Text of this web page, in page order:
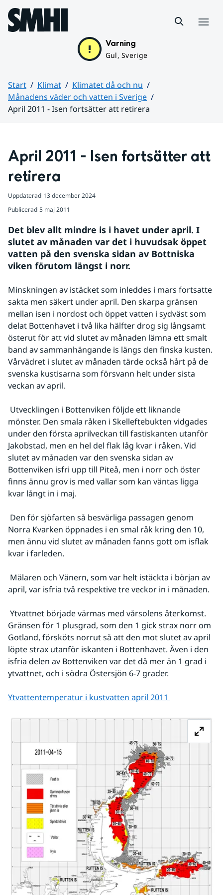
Hoppa till sidans innehåll
Varning
Gul, Sverige
Start Klimat
Klimatet då och nu
Månadens väder och vatten i Sverige
April 2011 - Isen fortsätter att retirera
April 2011 - Isen fortsätter att
retirera
Uppdaterad 13 december 2024
Publicerad 5 maj 2011
Det blev allt mindre is i havet under april. I
slutet av månaden var det i huvudsak öppet
vatten på den svenska sidan av Bottniska
viken förutom längst i norr.
Minskningen av istäcket som inleddes i mars fortsatte
sakta men säkert under april. Den skarpa gränsen
mellan isen i nordost och öppet vatten i sydväst som
delat Bottenhavet i två lika hälfter drog sig långsamt
österut för att vid slutet av månaden lämna ett smalt
band av sammanhängande is längs den finska kusten.
Vårvädret i slutet av månaden tärde också hårt på de
svenska kustisarna som försvann helt under sista
veckan av april.
mönster. Den smala råken i Skelleftebukten vidgades
under den första aprilveckan till fastiskanten utanför
Jakobstad, men en hel del flak låg kvar i råken. Vid
slutet av månaden var den svenska sidan av
Bottenviken isfri upp till Piteå, men i norr och öster
finns ännu grov is med vallar som kan väntas ligga
kvar långt in i maj.
Norra Kvarken öppnades i en smal råk kring den 10,
men ännu vid slutet av månaden fanns gott om isflak
kvar i farleden.
april, var isfria två respektive tre veckor in i månaden.
Gränsen för 1 plusgrad, som den 1 gick strax norr om
Gotland, försköts norrut så att den mot slutet av april
löpte strax utanför iskanten i Bottenhavet. Även i den
isfria delen av Bottenviken var det då mer än 1 grad i
ytvattnet, och i södra Östersjön 6-7 grader.
Ytvattentemperatur i kustvatten april 2011